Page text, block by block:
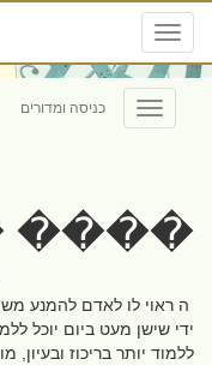
Toggle
navigation
Toggle
navigation
כניסה ומדורים
ה ראוי לו לאדם להמנע
ידי שישן מעט ביום יוכל
ללמוד יותר בריכוז